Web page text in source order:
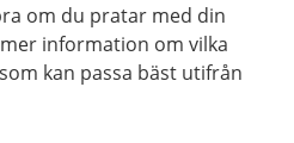
om du pratar med din
information om vilka
kan passa bäst utifrån